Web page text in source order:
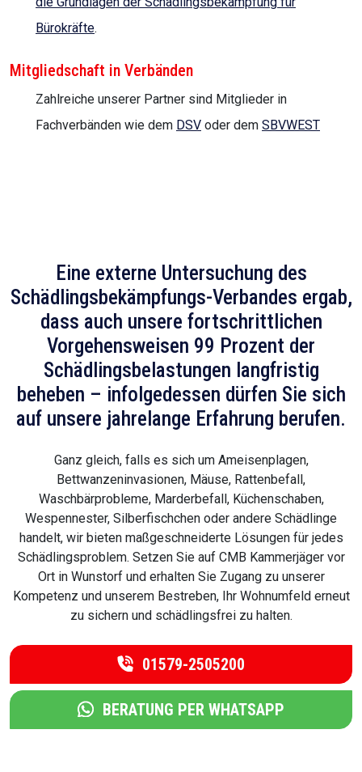
Bürokräfte.
Mitgliedschaft in Verbänden
Zahlreiche unserer Partner sind Mitglieder in
Fachverbänden wie dem DSV oder dem SBVWEST
Eine externe Untersuchung des
Schädlingsbekämpfungs-Verbandes ergab,
dass auch unsere fortschrittlichen
Vorgehensweisen 99 Prozent der
Schädlingsbelastungen langfristig
beheben – infolgedessen dürfen Sie sich
auf unsere jahrelange Erfahrung berufen.
Ganz gleich, falls es sich um Ameisenplagen,
Bettwanzeninvasionen, Mäuse, Rattenbefall,
Waschbärprobleme, Marderbefall, Küchenschaben,
Wespennester, Silberfischchen oder andere Schädlinge
handelt, wir bieten maßgeschneiderte Lösungen für jedes
Schädlingsproblem. Setzen Sie auf CMB Kammerjäger vor
Ort in Wunstorf und erhalten Sie Zugang zu unserer
Kompetenz und unserem Bestreben, Ihr Wohnumfeld erneut
zu sichern und schädlingsfrei zu halten.
01579-2505200
BERATUNG PER WHATSAPP